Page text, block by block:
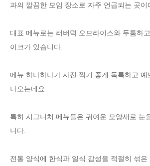
과의 깔끔한 모임 장소로 자주 언급되는 곳이
대표 메뉴로는 러버덕 오므라이스와 두툼하
이크가 있습니다.
메뉴 하나하나가 사진 찍기 좋게 독특하고 예
나오는데요.
특히 시그니처 메뉴들은 귀여운 모양새로 눈
니다.
전통 양식에 한식과 일식 감성을 적절히 섞은